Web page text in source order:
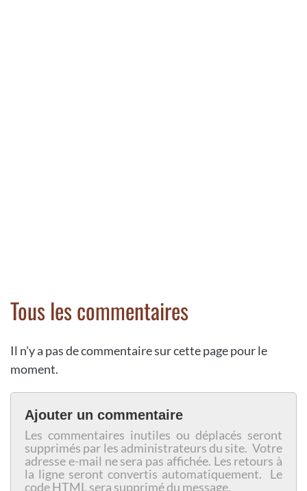
Tous les commentaires
Il n'y a pas de commentaire sur cette page pour le
moment.
Ajouter un commentaire
Les commentaires inutiles ou déplacés seront
supprimés par les administrateurs du site. Votre
adresse e-mail ne sera pas affichée. Les retours à
la ligne seront convertis automatiquement. Le
code HTML sera supprimé du message.